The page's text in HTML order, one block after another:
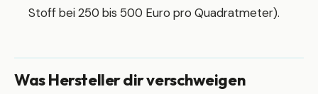
Stoff bei 250 bis 500 Euro pro Quadratmeter).
Was Hersteller dir verschweigen